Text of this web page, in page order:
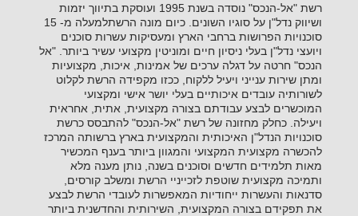
רשת "אל-הנכס" נוסדה בשנת 1995 ועוסקת בתיווך יזמות
ושיווק נדל"ן על סוגיו השונים. כיום מונה הרשתלמעלה מ- 15
סוכנויות הפרושות ברחבי הארץ ומעסיקות עשרות סוכנים
ויועצי נדל"ן בעלי ניסיון חיים ומוניטין מקצועי עשיר ביותר. "אל
הנכס" חרטה על דגלה ערכים של אמינות, איכות, מקצועיות
ומתן שירות ענייני ויעיל ללקוח, ככזו מקפידה הרשת לקלוט
לשורותיה עובדים איכותיים בעלי יושר אישי ומקצועי
המוכשרים לבצע עבודתם בצורה מקצועית, אתית, אחראית
ויעילה. כחלק מחזונה של רשת "אל-הנכס" להתבסס כרשת
סוכנויות הנדל"ן האיכותית והמקצועית בארץ ברשותה המרכז
להכשרה מקצועית המקצועי והמגוון ביותר בענף המכשיר
מאות תלמידים חדשים וסוכנים בשנה, נותן מענה מלא
ותמיכה מקצועית שוטפת לזכייניי הרשת ומשלב קורסים,
סדנאות והעשרות ייחודיות המאפשרות לעובדי הרשת לבצע
את תפקידם בצורה המקצועית, השירותית והחדשנית ביותר